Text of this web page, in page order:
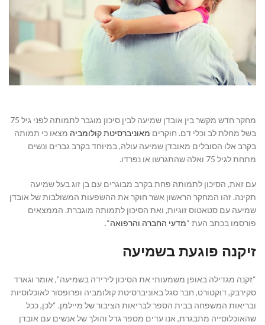
מחקר חדש מקשר בין אובדן שמיעה לבין סיכון מוגבר לתמותה לפני גיל 75
בשל מחלת לב וכלי דם. חוקרים מאוניברסיטת קולומביה מצאו כי תמותה
בקרב אלו הסובלים מאובדן שמיעה עולה, במיוחד בקרב גברים ונשים
מתחת לגיל 75 ואלה שהתגרשו או נפרדו.
עם זאת, הסיכון לתמותה פחת בקרב מבוגרים עם בן זוג בעל שמיעה
תקינה. זהו המחקר הראשון אשר חוקר את ההשפעות המשולבות של אובדן
שמיעה עם סטאטוס זוגיות, ואת הסיכון לתמותה מוגברת. הממצאים
פורסמו בכתב העת “מדעי החברה והרפואה“.
זיקנה פוגעת בשמיעה
“זקנה מגדילה באופן משמעותי את הסיכון לירידה בשמיעה”, אומר וגארד
סקירבק, דוקטורט, חבר סגל באוניברסיטת קולומביה ופרופסור לאוכלוסיות
ובריאות המשפחה בבית הספר לבריאות הציבור של מיילמן. “לכן, ככל
שהאוכלוסייה מתבגרת, אנו עדים מספר גדל והולך של אנשים עם אובדן